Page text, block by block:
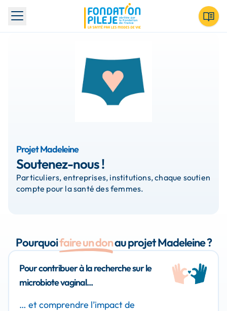
Toggle menu
Projet Madeleine
Soutenez-nous !
Particuliers, entreprises, institutions, chaque soutien
compte pour la santé des femmes.
Pourquoifaire un donau projet Madeleine ?
Pour contribuer à la recherche sur le
microbiote vaginal...
… et comprendre l’impact de